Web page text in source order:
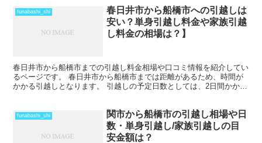
funabashi_shi
春日井市から船橋市への引越しは
安い？単身引越し料金や家族引越
し料金の相場は？】
春日井市から船橋市までの引越し料金相場や口コミ情報を紹介してい
るページです。 春日井市から船橋市までは距離があるため、時間が
かかる引越しとなります。 引越しの予定日数としては、2日間かかる
funabashi_shi
関市から船橋市の引越し相場や日
数・単身引越し/家族引越しの目
安金額は？